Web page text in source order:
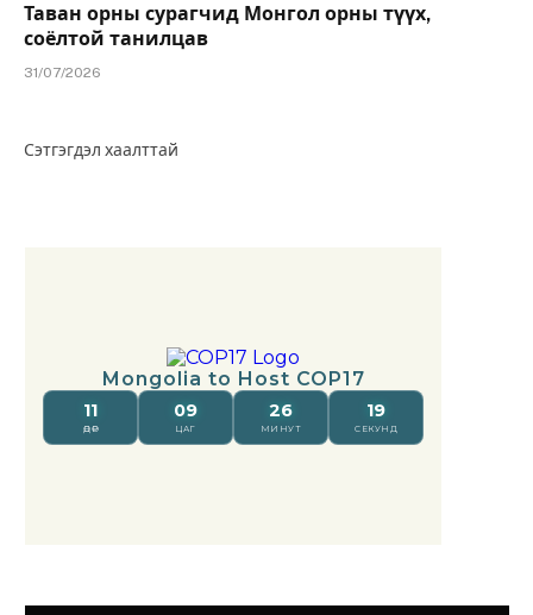
Таван орны сурагчид Монгол орны түүх,
соёлтой танилцав
31/07/2026
Сэтгэгдэл хаалттай